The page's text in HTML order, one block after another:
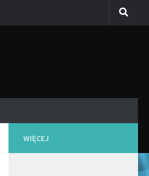
WIĘCEJ